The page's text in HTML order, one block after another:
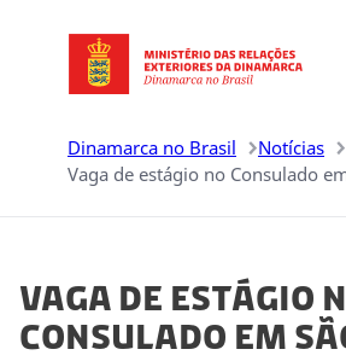
Ir para a página inicial
Dinamarca no Brasil
Notícias
Vaga de estágio no Consulado
Vaga de estágio
Consulado em